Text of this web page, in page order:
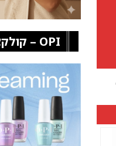
OPI – קולקציית אביב 25